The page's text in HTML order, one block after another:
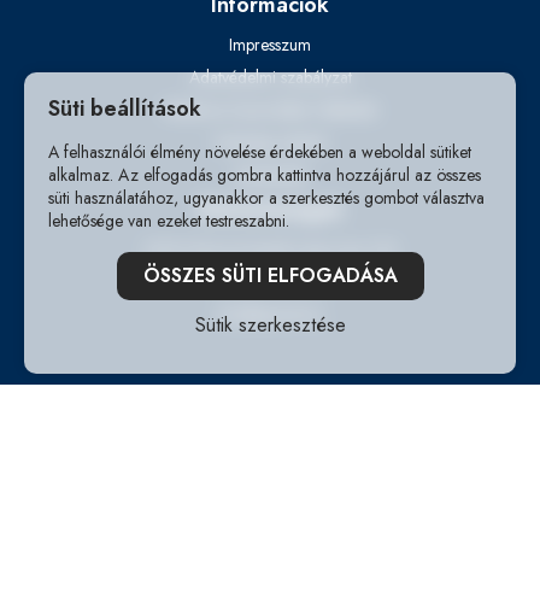
Impresszum
Adatvédelmi szabályzat
Általános Szerződési Feltételek
Hatósági adatok
Statisztikák
Elérhetőségek
2200 Monor,Kossuth Lajos utca 162
+36209542708
info@startmk.hu
Süti beállítások
A felhasználói élmény növelése érdekében a weboldal sütiket
alkalmaz. Az elfogadás gombra kattintva hozzájárul az összes
süti használatához, ugyanakkor a szerkesztés gombot választva
lehetősége van ezeket testreszabni.
ÖSSZES SÜTI ELFOGADÁSA
Sütik szerkesztése